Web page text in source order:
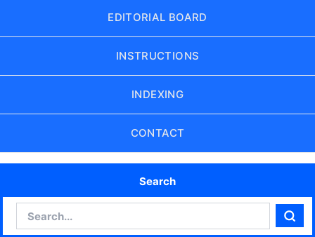
EDITORIAL BOARD
INSTRUCTIONS
INDEXING
CONTACT
Search